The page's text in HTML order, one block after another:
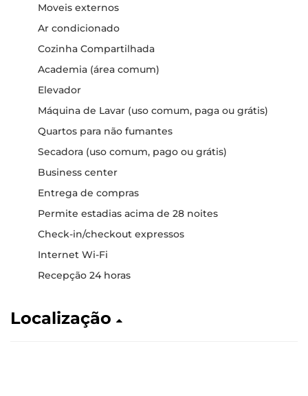
Moveis externos
Ar condicionado
Cozinha Compartilhada
Academia (área comum)
Elevador
Máquina de Lavar (uso comum, paga ou grátis)
Quartos para não fumantes
Secadora (uso comum, pago ou grátis)
Business center
Entrega de compras
Permite estadias acima de 28 noites
Check-in/checkout expressos
Internet Wi-Fi
Recepção 24 horas
Localização